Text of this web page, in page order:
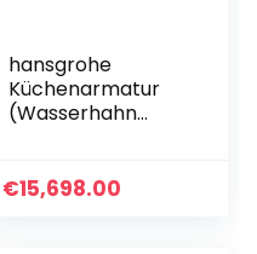
hansgrohe
Küchenarmatur
(Wasserhahn
hoher
€15,698.00